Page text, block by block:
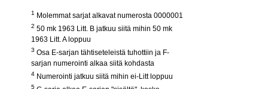
1 Molemmat sarjat alkavat numerosta 0000001
2 50 mk 1963 Litt. B jatkuu siitä mihin 50 mk
1963 Litt. A loppuu
3 Osa E-sarjan tähtiseteleistä tuhottiin ja F-
sarjan numerointi alkaa siitä kohdasta
4 Numerointi jatkuu siitä mihin ei-Litt loppuu
5